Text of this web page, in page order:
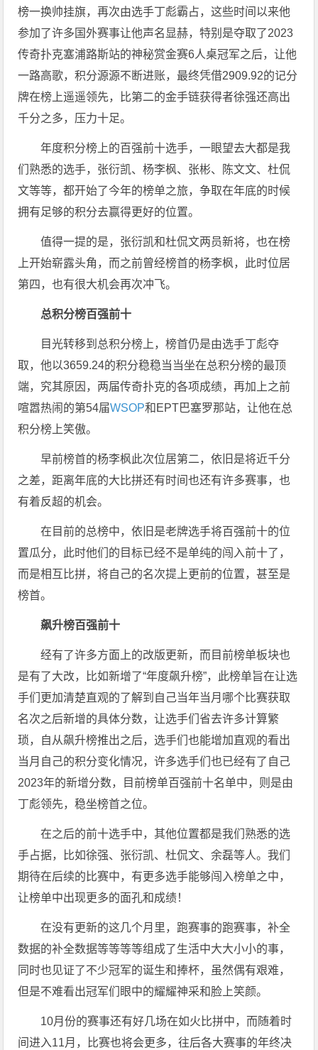
榜一换帅挂旗，再次由选手丁彪霸占，这些时间以来他
参加了许多国外赛事让他声名显赫，特别是夺取了2023
传奇扑克塞浦路斯站的神秘赏金赛6人桌冠军之后，让他
一路高歌，积分源源不断进账，最终凭借2909.92的记分
牌在榜上遥遥领先，比第二的金手链获得者徐强还高出
千分之多，压力十足。
年度积分榜上的百强前十选手，一眼望去大都是我
们熟悉的选手，张衍凯、杨李枫、张彬、陈文文、杜侃
文等等，都开始了今年的榜单之旅，争取在年底的时候
拥有足够的积分去赢得更好的位置。
值得一提的是，张衍凯和杜侃文两员新将，也在榜
上开始崭露头角，而之前曾经榜首的杨李枫，此时位居
第四，也有很大机会再次冲飞。
总积分榜百强前十
目光转移到总积分榜上，榜首仍是由选手丁彪夺
取，他以3659.24的积分稳稳当当坐在总积分榜的最顶
端，究其原因，两届传奇扑克的各项成绩，再加上之前
喧嚣热闹的第54届WSOP和EPT巴塞罗那站，让他在总
积分榜上笑傲。
早前榜首的杨李枫此次位居第二，依旧是将近千分
之差，距离年底的大比拼还有时间也还有许多赛事，也
有着反超的机会。
在目前的总榜中，依旧是老牌选手将百强前十的位
置瓜分，此时他们的目标已经不是单纯的闯入前十了，
而是相互比拼，将自己的名次提上更前的位置，甚至是
榜首。
飙升榜百强前十
经有了许多方面上的改版更新，而目前榜单板块也
是有了大改，比如新增了“年度飙升榜”，此榜单旨在让选
手们更加清楚直观的了解到自己当年当月哪个比赛获取
名次之后新增的具体分数，让选手们省去许多计算繁
琐，自从飙升榜推出之后，选手们也能增加直观的看出
当月自己的积分变化情况，许多选手们也已经有了自己
2023年的新增分数，目前榜单百强前十名单中，则是由
丁彪领先，稳坐榜首之位。
在之后的前十选手中，其他位置都是我们熟悉的选
手占据，比如徐强、张衍凯、杜侃文、余磊等人。我们
期待在后续的比赛中，有更多选手能够闯入榜单之中，
让榜单中出现更多的面孔和成绩！
在没有更新的这几个月里，跑赛事的跑赛事，补全
数据的补全数据等等等等组成了生活中大大小小的事，
同时也见证了不少冠军的诞生和捧杯，虽然偶有艰难，
但是不难看出冠军们眼中的耀耀神采和脸上笑颜。
10月份的赛事还有好几场在如火比拼中，而随着时
间进入11月，比赛也将会更多，往后各大赛事的年终决